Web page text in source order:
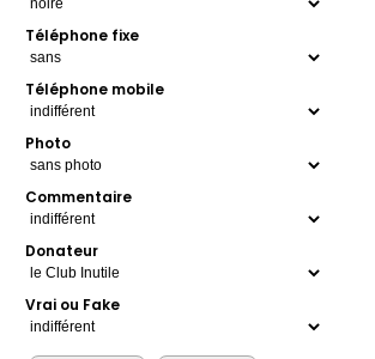
Téléphone fixe
Téléphone mobile
Photo
Commentaire
Donateur
Vrai ou Fake